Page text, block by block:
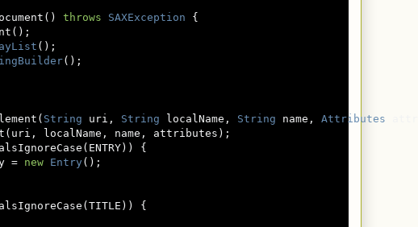
() throws SAXException
{
();
();
();
( String uri , String localName , String name , Attributes
( uri , localName , name , attributes );
( ENTRY))
{
= new Entry ();
( TITLE ))
{